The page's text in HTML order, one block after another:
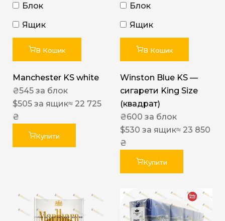
Блок
Ящик
В Кошик
Manchester KS white
₴545 за блок
$505 за ящик≈ 22 725
₴
Купити
Блок
Ящик
В Кошик
Winston Blue KS —
сигарети King Size
(квадрат)
₴600 за блок
$530 за ящик≈ 23 850
₴
Купити